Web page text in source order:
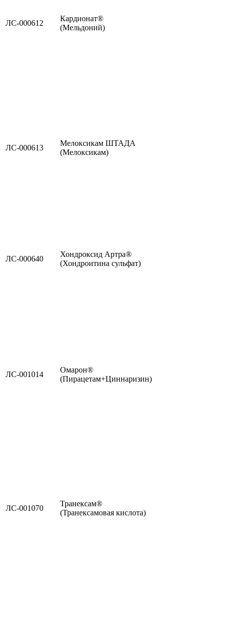
ЛС-000612
Кардионат®
(Мельдоний)
ЛС-000613
Мелоксикам ШТАДА
(Мелоксикам)
ЛС-000640
Хондроксид Артра®
(Хондроитина сульфат)
ЛС-001014
Омарон®
(Пирацетам+Циннаризин)
ЛС-001070
Транексам®
(Транексамовая кислота)